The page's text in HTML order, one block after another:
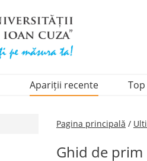
Apariții recente Top
Pagina principală /
Ghid de